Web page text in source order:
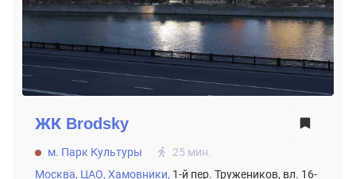
ЖК Brodsky
м. Парк Культуры
25 мин.
Москва, ЦАО, Хамовники, 1-й пер. Тружеников, вл. 16-